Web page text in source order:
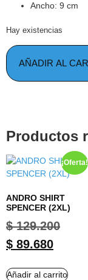
Ancho: 9 cm
Hay existencias
AÑADIR AL
Productos
¡Oferta!
ANDRO SHIRT
SPENCER (2XL)
$129.200
$ 89.680
Añadir al carrito